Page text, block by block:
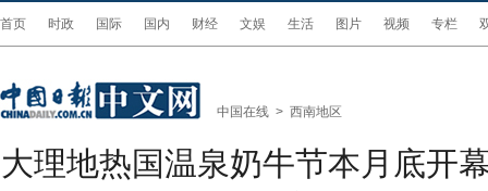
首页 时政 国际 国内 财经 文娱 生活 图片 视频 专栏
中国在线 > 西南地区
大理地热国温泉奶牛节本月底开